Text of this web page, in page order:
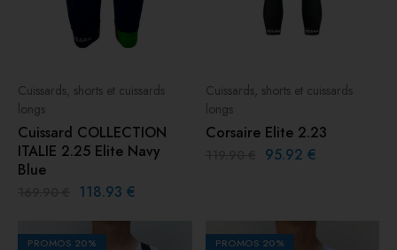
Cuissards, shorts et cuissards
longs
Cuissard COLLECTION
ITALIE 2.25 Elite Navy
Blue
118.93 €
Cuissards, shorts et cuissards
longs
Corsaire Elite 2.23
95.92 €
PROMOS 20% PROMOS 20%